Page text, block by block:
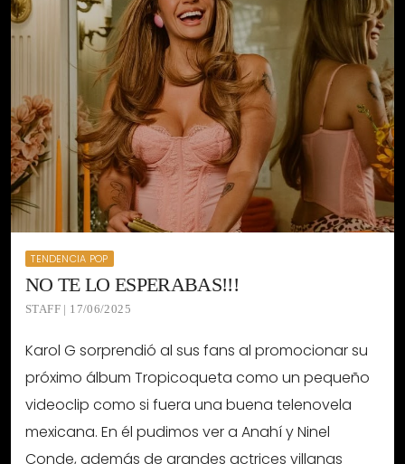
TENDENCIA POP
NO TE LO ESPERABAS!!!
STAFF | 17/06/2025
Karol G sorprendió al sus fans al promocionar su
próximo álbum Tropicoqueta como un pequeño
videoclip como si fuera una buena telenovela
mexicana. En él pudimos ver a Anahí y Ninel
Conde, además de grandes actrices villanas